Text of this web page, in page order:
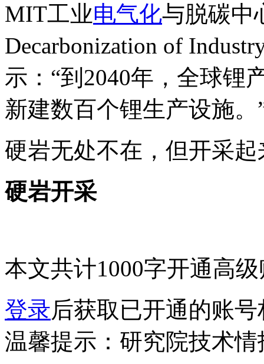
MIT工业电气化与脱碳中
Decarbonization of
示：“到2040年，全球锂
新建数百个锂生产设施。
硬岩无处不在，但开采
硬岩开采
本文共计1000字开通高
登录后获取已开通的账号
温馨提示：研究院技术